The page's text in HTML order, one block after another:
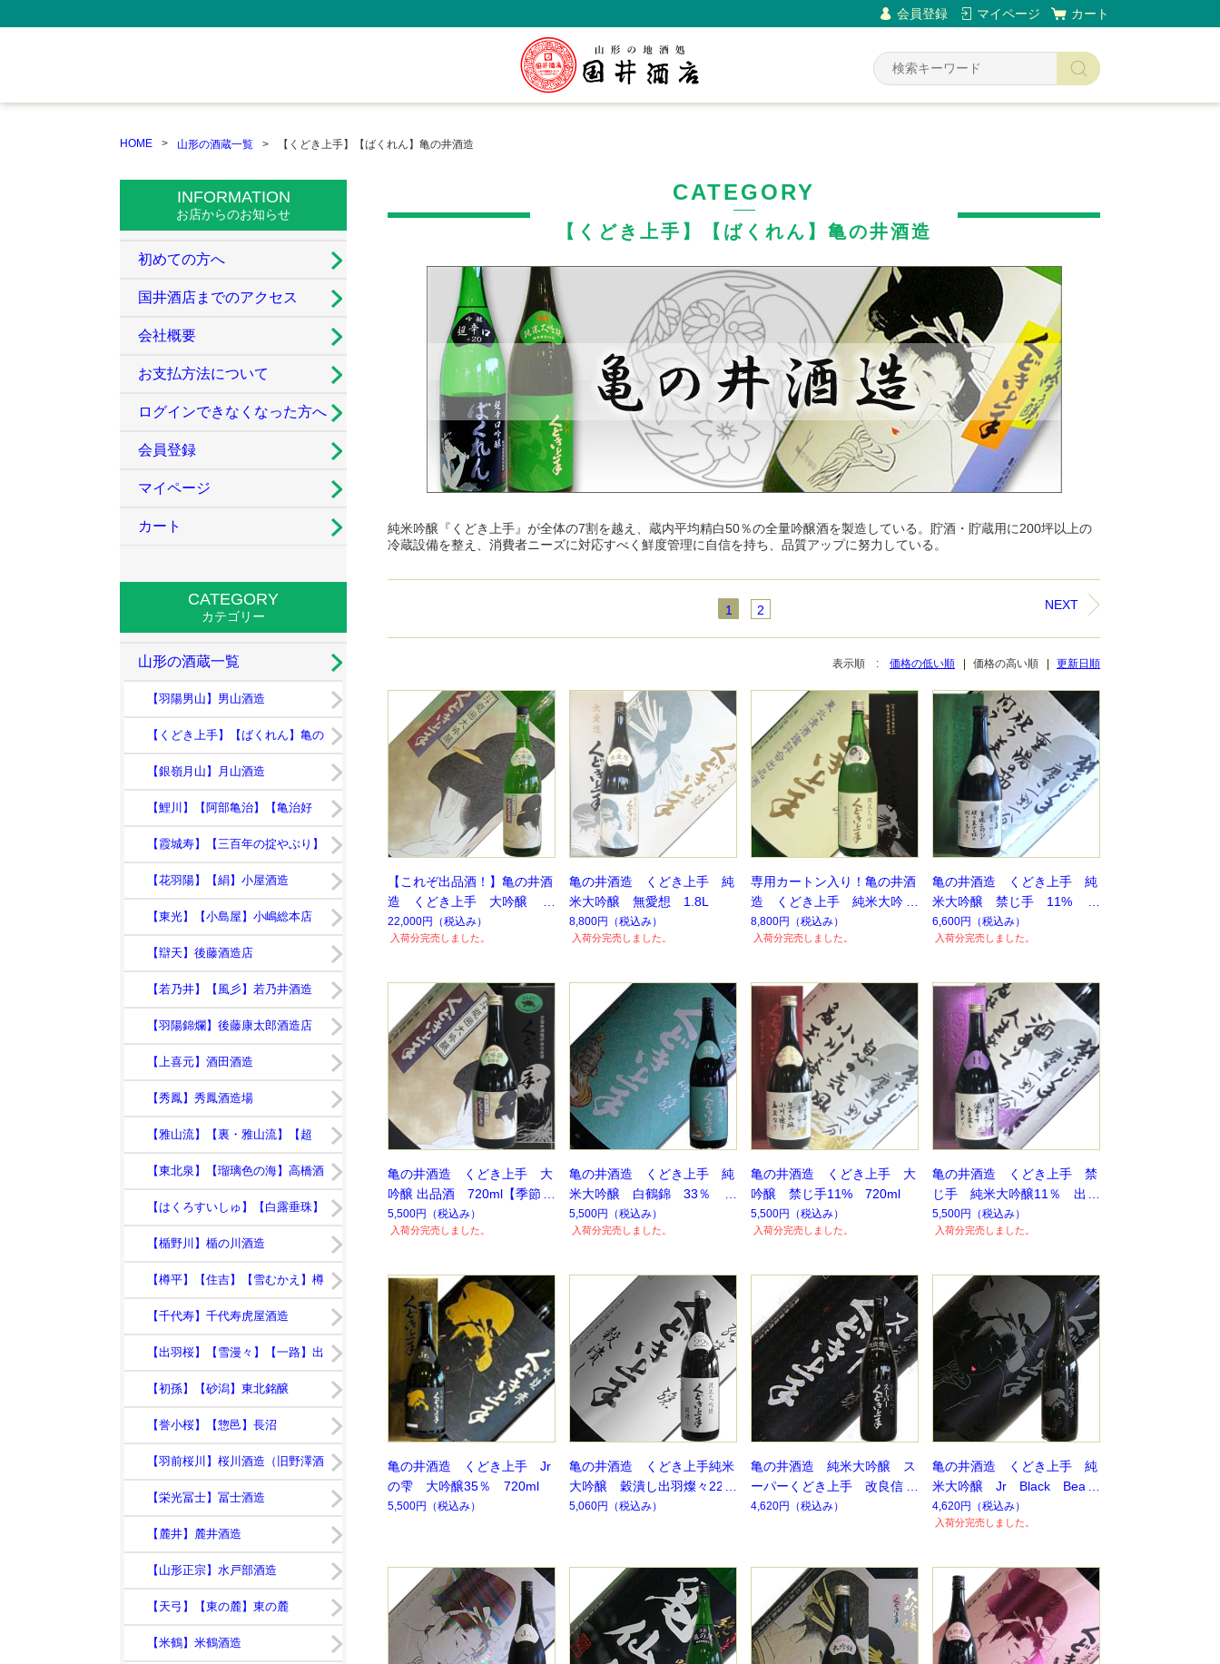
会員登録 マイページ カート
HOME 山形の酒蔵一覧 【くどき上手】【ばくれん】亀の井酒造
CATEGORY
【くどき上手】【ばくれん】亀の井酒造
純米吟醸『くどき上手』が全体の7割を越え、蔵内平均精白50％の全量吟醸酒を製造している。貯酒・貯蔵用に200坪以上の
冷蔵設備を整え、消費者ニーズに対応すべく鮮度管理に自信を持ち、品質アップに努力している。
NEXT
1 2
表示順 : 価格の低い順 価格の高い順 更新日順
【これぞ出品酒！】亀の井酒
造 くどき上手 大吟醸
命 1.8L【季節限定】【数量
限定】
22,000円 （税込み）
入荷分完売しました。
亀の井酒造 くどき上手 純
米大吟醸 無愛想 1.8L
8,800円 （税込み）
入荷分完売しました。
専用カートン入り！亀の井酒
造 くどき上手 純米大吟
醸 山田錦35％出品酒 1.8L
8,800円 （税込み）
入荷分完売しました。
亀の井酒造 くどき上手 純
米大吟醸 禁じ手 11% 72
0ml
6,600円 （税込み）
入荷分完売しました。
亀の井酒造 くどき上手 大
吟醸 出品酒 720ml【季節限
定】【数量超限定】
5,500円 （税込み）
入荷分完売しました。
亀の井酒造 くどき上手 純
米大吟醸 白鶴錦 33％ 1.
8L
5,500円 （税込み）
入荷分完売しました。
亀の井酒造 くどき上手 大
吟醸 禁じ手11% 720ml
5,500円 （税込み）
入荷分完売しました。
亀の井酒造 くどき上手 禁
じ手 純米大吟醸11％ 出羽
の里 720ml
5,500円 （税込み）
入荷分完売しました。
亀の井酒造 くどき上手 Jr
の雫 大吟醸35％ 720ml
5,500円 （税込み）
亀の井酒造 くどき上手純米
大吟醸 穀潰し出羽燦々22%
1.8L 【季節限定】【数量限
5,060円 （税込み）
亀の井酒造 純米大吟醸 ス
ーパーくどき上手 改良信交
30％ 【季節限定】【数量限
4,620円 （税込み）
亀の井酒造 くどき上手 純
米大吟醸 Jr Black Beaut
y 29% 1.8L【R2BY】
4,620円 （税込み）
入荷分完売しました。
INFORMATION
お店からのお知らせ
初めての方へ
国井酒店までのアクセス
会社概要
お支払方法について
ログインできなくなった方へ
会員登録
マイページ
カート
CATEGORY
カテゴリー
山形の酒蔵一覧
【羽陽男山】男山酒造
【くどき上手】【ばくれん】亀の
井酒造
【銀嶺月山】月山酒造
【鯉川】【阿部亀治】【亀治好
日】鯉川酒造
【霞城寿】【三百年の掟やぶり】
寿虎屋酒造
【花羽陽】【絹】小屋酒造
【東光】【小島屋】小嶋総本店
【辯天】後藤酒造店
【若乃井】【風彡】若乃井酒造
【羽陽錦爛】後藤康太郎酒造店
【上喜元】酒田酒造
【秀鳳】秀鳳酒造場
【雅山流】【裏・雅山流】【超
裏・雅山流】新藤酒造店
【東北泉】【瑠璃色の海】高橋酒
造店【はくろすいしゅ】【白露垂珠】
【竹の露】竹の露
【楯野川】楯の川酒造
【樽平】【住吉】【雪むかえ】樽
平酒造
【千代寿】千代寿虎屋酒造
【出羽桜】【雪漫々】【一路】出
羽桜酒造
【初孫】【砂潟】東北銘醸
【誉小桜】【惣邑】長沼
【羽前桜川】桜川酒造（旧野澤酒
造店）
【栄光冨士】冨士酒造
【麓井】麓井酒造
【山形正宗】水戸部酒造
【天弓】【東の麓】東の麓
【米鶴】米鶴酒造